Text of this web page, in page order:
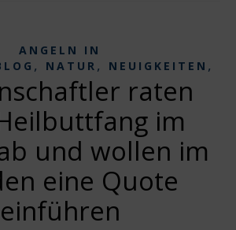
ANGELN IN
, NATUR , NEUIGKEITEN ,
raten
im
und wollen im
eine Quote
einführen